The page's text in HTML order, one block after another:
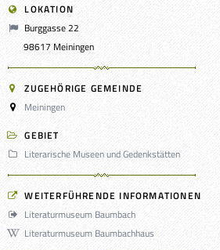
LOKATION
Burggasse 22
98617 Meiningen
ZUGEHÖRIGE GEMEINDE
Meiningen
GEBIET
Literarische Museen und Gedenkstätten
WEITERFÜHRENDE INFORMATIONEN
Literaturmuseum Baumbach
Literaturmuseum Baumbachhaus